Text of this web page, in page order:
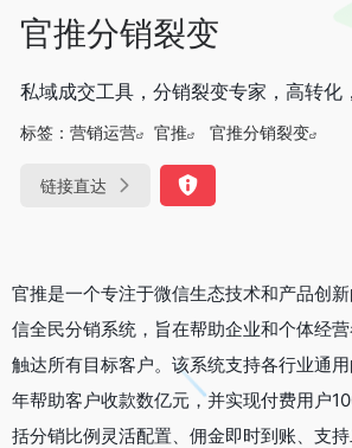
官推分销裂变
私域成交工具，分销裂变专家，高转化
标签： 营销运营 官推 官推分销裂变
链接直达
官推是一个专注于微信生态技术和产品创
信全民分销系统，旨在帮助企业和个体经
触达所有目标客户。该系统支持各行业通
年帮助客户收款数亿元，并实现付费用户
括分销比例灵活配置、佣金即时到账、支